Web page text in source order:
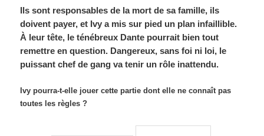
Ils sont responsables de la mort de sa famille, ils
doivent payer, et Ivy a mis sur pied un plan infaillible.
À leur tête, le ténébreux Dante pourrait bien tout
remettre en question. Dangereux, sans foi ni loi, le
puissant chef de gang va tenir un rôle inattendu.
Ivy pourra-t-elle jouer cette partie dont elle ne connaît pas
toutes les règles ?